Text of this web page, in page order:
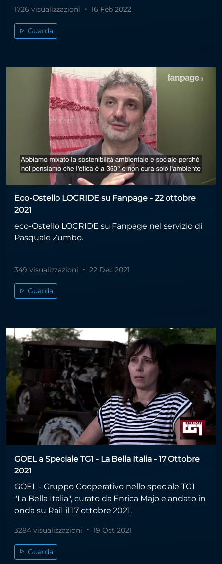
1726 visualizzazioni 16 Feb 2022
Guarda
Eco-Ostello LOCRIDE su Fanpage - 22 ottobre
2021
eco-Ostello LOCRIDE su Fanpage nel servizio di
Pasquale Zumbo.
349 visualizzazioni 22 Dec 2021
Guarda
GOEL a Speciale TG1 - La Bella Italia - 17 Ottobre
2021
GOEL - Gruppo Cooperativo nello speciale TG1
"La Bella Italia", curato da Enrica Majo e andato in
onda su Rai1 il 17 ottobre 2021.
3284 visualizzazioni 19 Oct 2021
Guarda